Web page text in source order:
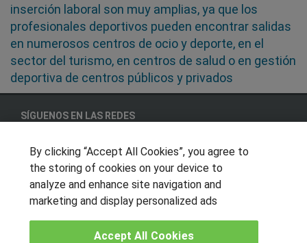
inserción laboral son muy amplias, ya que los
profesionales deportivos pueden encontrar salidas
en numerosos centros de ocio y deporte, en el
sector del turismo, en centros de salud o en gestión
deportiva de centros públicos y privados
SÍGUENOS EN LAS REDES
OTROS GRUPOS DE INTERES
Muro de los idiomas
By clicking “Accept All Cookies”, you agree to
the storing of cookies on your device to
analyze and enhance site navigation and
marketing and display personalized ads
Accept All Cookies